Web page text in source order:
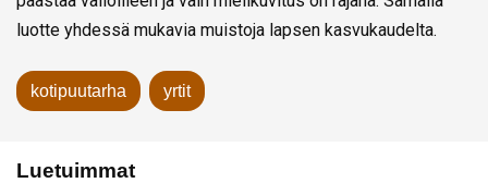
luotte yhdessä mukavia muistoja lapsen kasvukaudelta.
kotipuutarha yrtit
Luetuimmat